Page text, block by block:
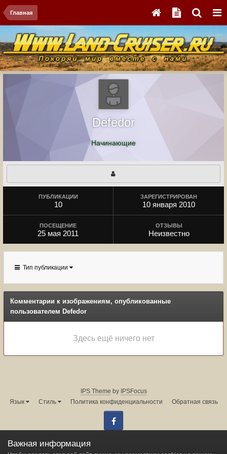
Главная
Defedor
Начинающие
ПУБЛИКАЦИИ
10
ЗАРЕГИСТРИРОВАН
10 января 2010
ПОСЕЩЕНИЕ
25 мая 2011
ОТЗЫВЫ
Неизвестно
Тип публикации
Комментарии к изображениям, опубликованные
пользователем Defedor
Здесь ещё ничего нет
IPS Theme by IPSFocus
Язык
Стиль Политика конфиденциальности Обратная связь
Администрация форума:
Powered by Invision Community
Важная информация